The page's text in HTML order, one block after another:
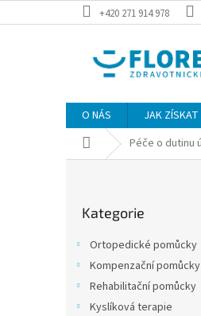
na
+420 271 914 978
O NÁS JAK ZÍSKAT
Domů Péče o dutinu
kategorie
Kategorie
Ortopedické pomůcky
Kompenzační pomůcky
Rehabilitační pomůcky
Kyslíková terapie